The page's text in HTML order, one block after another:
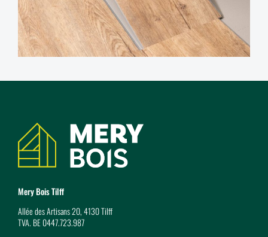
Coordonnées
Mery Bois Tilff
Allée des Artisans 20, 4130 Tilff
TVA. BE 0447.723.987